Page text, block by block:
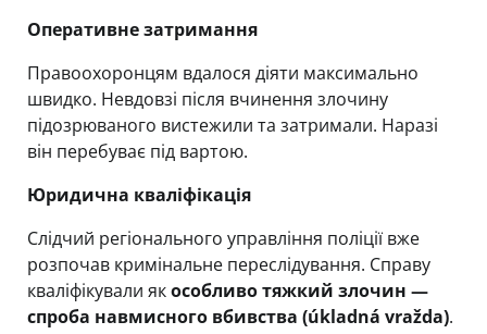
Оперативне затримання
Правоохоронцям вдалося діяти максимально
швидко. Невдовзі після вчинення злочину
підозрюваного вистежили та затримали. Наразі
він перебуває під вартою.
Юридична кваліфікація
Слідчий регіонального управління поліції вже
розпочав кримінальне переслідування. Справу
кваліфікували якособливо тяжкий злочин —
спроба навмисного вбивства (úkladná vražda).